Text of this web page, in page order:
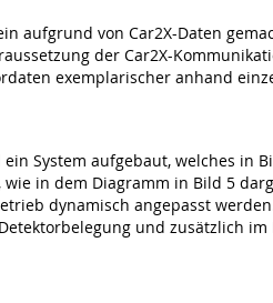
aufgrund von Car2X-Daten
der Car2X-
exemplarischer anhand
System aufgebaut, welches in
in dem Diagramm in Bild 5
dynamisch angepasst
und zusätzlich